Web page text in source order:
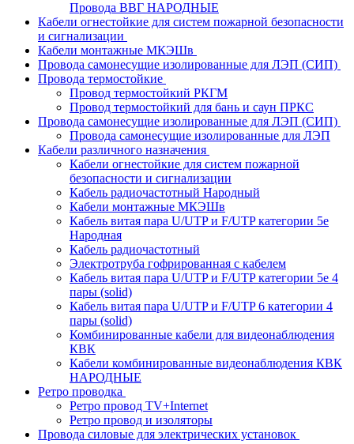
Провода ВВГ НАРОДНЫЕ
Кабели огнестойкие для систем пожарной безопасности
и сигнализации
Кабели монтажные МКЭШв
Провода самонесущие изолированные для ЛЭП (СИП)
Провода термостойкие
Провод термостойкий РКГМ
Провод термостойкий для бань и саун ПРКС
Провода самонесущие изолированные для ЛЭП (СИП)
Провода самонесущие изолированные для ЛЭП
Кабели различного назначения
Кабели огнестойкие для систем пожарной
безопасности и сигнализации
Кабель радиочастотный Народный
Кабели монтажные МКЭШв
Кабель витая пара U/UTP и F/UTP категории 5е
Народная
Кабель радиочастотный
Электротруба гофрированная с кабелем
Кабель витая пара U/UTP и F/UTP категории 5e 4
пары (solid)
Кабель витая пара U/UTP и F/UTP 6 категории 4
пары (solid)
Комбинированные кабели для видеонаблюдения
КВК
Кабели комбинированные видеонаблюдения КВК
НАРОДНЫЕ
Ретро проводка
Ретро провод TV+Internet
Ретро провод и изоляторы
Провода силовые для электрических установок